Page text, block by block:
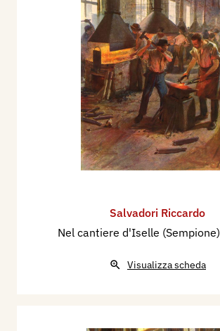
Salvadori Riccardo
Nel cantiere d'Iselle (Sempione)
Visualizza scheda